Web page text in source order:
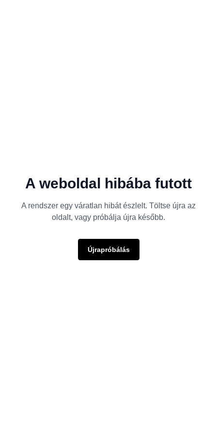
A weboldal hibába futott
A rendszer egy váratlan hibát észlelt. Töltse újra az
oldalt, vagy próbálja újra később.
Újrapróbálás